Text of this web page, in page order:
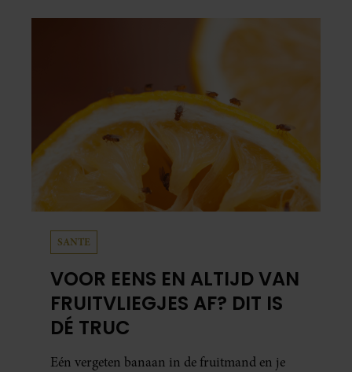
SANTE
VOOR EENS EN ALTIJD VAN
FRUITVLIEGJES AF? DIT IS
DÉ TRUC
Eén vergeten banaan in de fruitmand en je